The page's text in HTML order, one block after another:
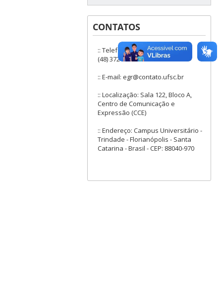
CONTATOS
:: Telefones: (48) 3721-9285 ou
(48) 3721-6504
:: E-mail: egr@contato.ufsc.br
:: Localização: Sala 122, Bloco A,
Centro de Comunicação e
Expressão (CCE)
:: Endereço: Campus Universitário -
Trindade - Florianópolis - Santa
Catarina - Brasil - CEP: 88040-970